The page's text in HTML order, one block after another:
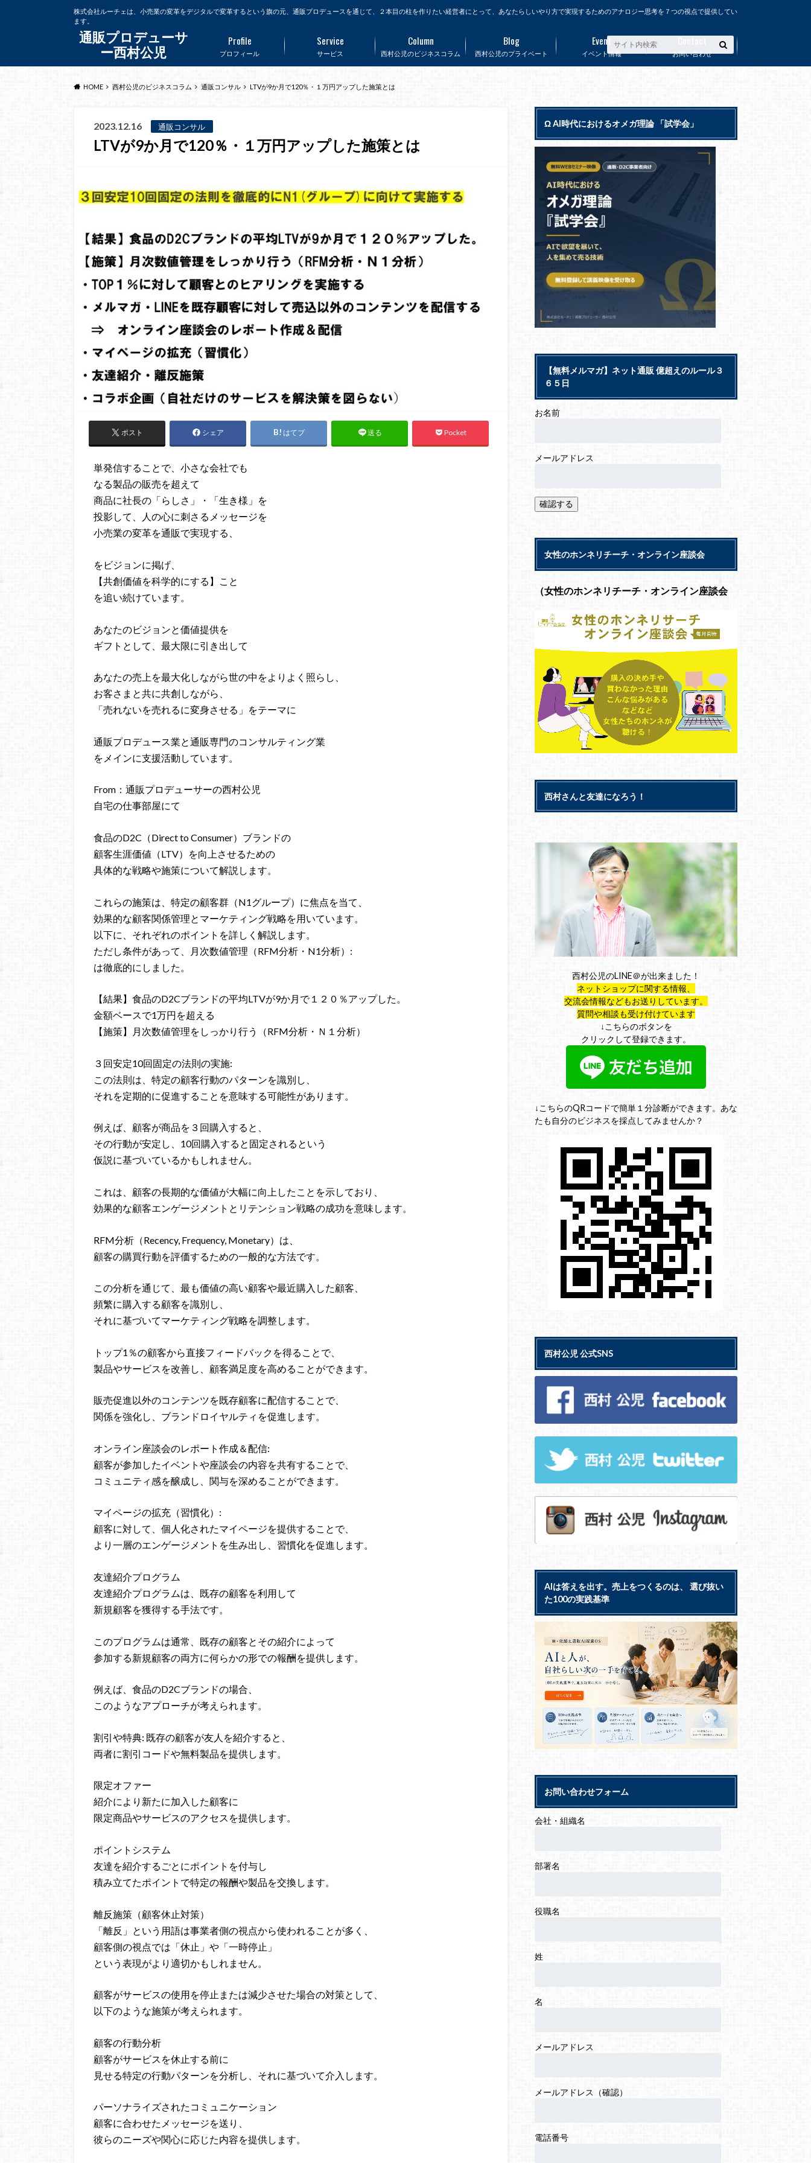
通販プロデューサ
ー西村公児
株式会社ルーチェは、小売業の変革をデジタルで変革するという旗の元、通販プロデュースを通じて、２本目の柱を作りたい経営者にとって、あなたらしいやり方で実現するためのアナロジー思考を７つの視点で提供してい
ます。
プロフィール
Profile
サービス
Service
西村公児のビジネスコラム
Column
西村公児のプライベート
Blog
イベント情報
Event
お問い合わせ
HOME 西村公児のビジネスコラム 通販コンサル LTVが9か月で120％・１万円アップした施策とは
2023.12.16 通販コンサル
LTVが9か月で120％・１万円アップした施策とは
ポスト シェア はてブ 送る Pocket
単発信することで、小さな会社でも
なる製品の販売を超えて
商品に社長の「らしさ」・「生き様」を
投影して、人の心に刺さるメッセージを
小売業の変革を通販で実現する、
をビジョンに掲げ、
【共創価値を科学的にする】こと
を追い続けています。
あなたのビジョンと価値提供を
ギフトとして、最大限に引き出して
あなたの売上を最大化しながら世の中をよりよく照らし、
お客さまと共に共創しながら、
「売れないを売れるに変身させる」をテーマに
通販プロデュース業と通販専門のコンサルティング業
をメインに支援活動しています。
From：通販プロデューサーの西村公児
自宅の仕事部屋にて
食品のD2C（Direct to Consumer）ブランドの
顧客生涯価値（LTV）を向上させるための
具体的な戦略や施策について解説します。
これらの施策は、特定の顧客群（N1グループ）に焦点を当て、
効果的な顧客関係管理とマーケティング戦略を用いています。
以下に、それぞれのポイントを詳しく解説します。
ただし条件があって、月次数値管理（RFM分析・N1分析）:
は徹底的にしました。
【結果】食品のD2Cブランドの平均LTVが9か月で１２０％アップした。
金額ベースで1万円を超える
【施策】月次数値管理をしっかり行う（RFM分析・Ｎ１分析）
３回安定10回固定の法則の実施:
この法則は、特定の顧客行動のパターンを識別し、
それを定期的に促進することを意味する可能性があります。
例えば、顧客が商品を３回購入すると、
その行動が安定し、10回購入すると固定されるという
仮説に基づいているかもしれません。
これは、顧客の長期的な価値が大幅に向上したことを示しており、
効果的な顧客エンゲージメントとリテンション戦略の成功を意味します。
RFM分析（Recency, Frequency, Monetary）は、
顧客の購買行動を評価するための一般的な方法です。
この分析を通じて、最も価値の高い顧客や最近購入した顧客、
頻繁に購入する顧客を識別し、
それに基づいてマーケティング戦略を調整します。
トップ1％の顧客から直接フィードバックを得ることで、
製品やサービスを改善し、顧客満足度を高めることができます。
販売促進以外のコンテンツを既存顧客に配信することで、
関係を強化し、ブランドロイヤルティを促進します。
オンライン座談会のレポート作成＆配信:
顧客が参加したイベントや座談会の内容を共有することで、
コミュニティ感を醸成し、関与を深めることができます。
マイページの拡充（習慣化）:
顧客に対して、個人化されたマイページを提供することで、
より一層のエンゲージメントを生み出し、習慣化を促進します。
友達紹介プログラム
友達紹介プログラムは、既存の顧客を利用して
新規顧客を獲得する手法です。
このプログラムは通常、既存の顧客とその紹介によって
参加する新規顧客の両方に何らかの形での報酬を提供します。
例えば、食品のD2Cブランドの場合、
このようなアプローチが考えられます。
割引や特典: 既存の顧客が友人を紹介すると、
両者に割引コードや無料製品を提供します。
限定オファー
紹介により新たに加入した顧客に
限定商品やサービスのアクセスを提供します。
ポイントシステム
友達を紹介するごとにポイントを付与し
積み立てたポイントで特定の報酬や製品を交換します。
離反施策（顧客休止対策）
「離反」という用語は事業者側の視点から使われることが多く、
顧客側の視点では「休止」や「一時停止」
という表現がより適切かもしれません。
顧客がサービスの使用を停止または減少させた場合の対策として、
以下のような施策が考えられます。
顧客の行動分析
顧客がサービスを休止する前に
見せる特定の行動パターンを分析し、それに基づいて介入します。
パーソナライズされたコミュニケーション
顧客に合わせたメッセージを送り、
彼らのニーズや関心に応じた内容を提供します。
Ω AI時代におけるオメガ理論 「試学会」
【無料メルマガ】ネット通販 億超えのルール３
６５日
お名前
メールアドレス
女性のホンネリチーチ・オンライン座談会
（女性のホンネリチーチ・オンライン座談会
西村さんと友達になろう！
西村公児のLINE＠が出来ました！
ネットショップに関する情報、
交流会情報などもお送りしています。
質問や相談も受け付けています
↓こちらのボタンを
クリックして登録できます。
↓こちらのQRコードで簡単１分診断ができます。あな
たも自分のビジネスを採点してみませんか？
西村公児 公式SNS
AIは答えを出す。売上をつくるのは、 選び抜い
た100の実践基準
お問い合わせフォーム
会社・組織名
部署名
役職名
姓
名
メールアドレス
メールアドレス（確認）
電話番号